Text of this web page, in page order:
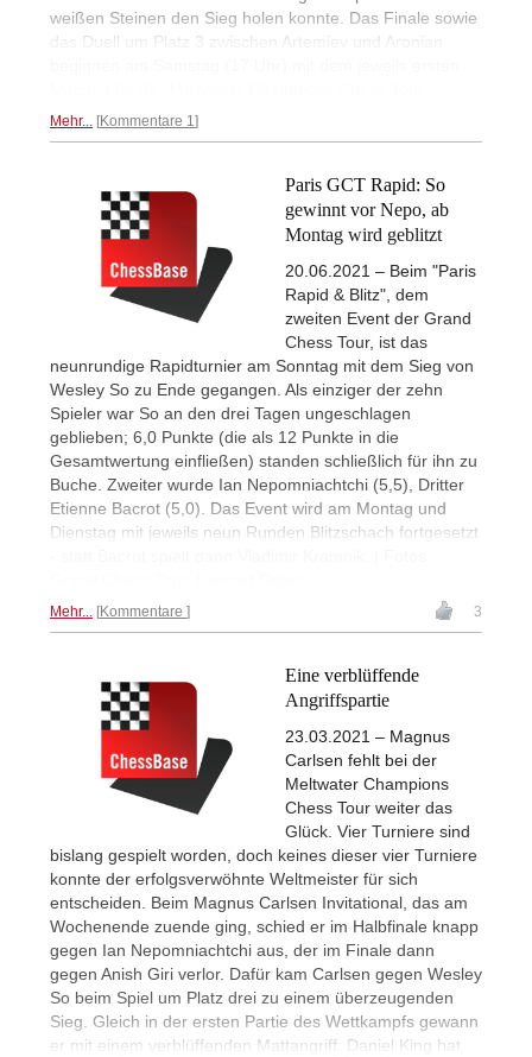
weißen Steinen den Sieg holen konnte. Das Finale sowie
das Duell um Platz 3 zwischen Artemiev und Aronian
Mehr... Kommentare 1
Paris GCT Rapid: So
gewinnt vor Nepo, ab
Montag wird geblitzt
20.06.2021 – Beim "Paris
Rapid & Blitz", dem
zweiten Event der Grand
Chess Tour, ist das
neunrundige Rapidturnier am Sonntag mit dem Sieg von
Wesley So zu Ende gegangen. Als einziger der zehn
Spieler war So an den drei Tagen ungeschlagen
geblieben; 6,0 Punkte (die als 12 Punkte in die
Gesamtwertung einfließen) standen schließlich für ihn zu
Buche. Zweiter wurde Ian Nepomniachtchi (5,5), Dritter
Etienne Bacrot (5,0). Das Event wird am Montag und
Dienstag mit jeweils neun Runden Blitzschach fortgesetzt
Mehr... Kommentare 3
Eine verblüffende
Angriffspartie
23.03.2021 – Magnus
Carlsen fehlt bei der
Meltwater Champions
Chess Tour weiter das
Glück. Vier Turniere sind
bislang gespielt worden, doch keines dieser vier Turniere
konnte der erfolgsverwöhnte Weltmeister für sich
entscheiden. Beim Magnus Carlsen Invitational, das am
Wochenende zuende ging, schied er im Halbfinale knapp
gegen Ian Nepomniachtchi aus, der im Finale dann
gegen Anish Giri verlor. Dafür kam Carlsen gegen Wesley
So beim Spiel um Platz drei zu einem überzeugenden
Sieg. Gleich in der ersten Partie des Wettkampfs gewann
er mit einem verblüffenden Mattangriff. Daniel King hat